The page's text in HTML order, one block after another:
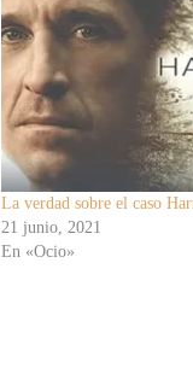
La verdad sobre el caso
21 junio, 2021
En «Ocio»